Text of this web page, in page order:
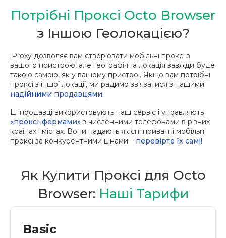
Потрібні Проксі Octo Browser
з Іншою Геолокацією?
iProxy дозволяє вам створювати мобільні проксі з
вашого пристрою, але географічна локація завжди буде
такою самою, як у вашому пристрої. Якщо вам потрібні
проксі з іншої локації, ми радимо зв'язатися з нашими
надійними продавцями.
Ці продавці використовують наш сервіс і управляють
«проксі-фермами» з численними телефонами в різних
країнах і містах. Вони надають якісні приватні мобільні
проксі за конкурентними цінами – перевірте їх самі!
Як Купити Проксі для Octo
Browser: Наші Тарифи
Basic